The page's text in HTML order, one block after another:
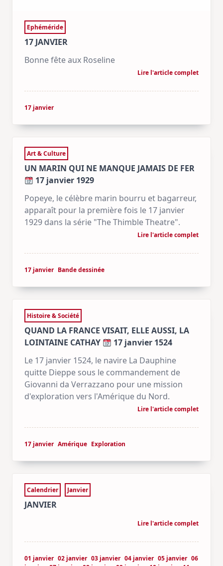
Ephéméride
17 JANVIER
Bonne fête aux Roseline
Lire l'article complet
17 janvier
Art & Culture
UN MARIN QUI NE MANQUE JAMAIS DE FER
17 janvier 1929
Popeye, le célèbre marin bourru et bagarreur,
apparaît pour la première fois le 17 janvier
1929 dans la série "The Thimble Theatre".
Lire l'article complet
17 janvier Bande dessinée
Histoire & Société
QUAND LA FRANCE VISAIT, ELLE AUSSI, LA
LOINTAINE CATHAY
17 janvier 1524
Le 17 janvier 1524, le navire La Dauphine
quitte Dieppe sous le commandement de
Giovanni da Verrazzano pour une mission
d'exploration vers l'Amérique du Nord.
Lire l'article complet
17 janvier Amérique Exploration
Calendrier Janvier
JANVIER
Lire l'article complet
01 janvier 02 janvier 03 janvier 04 janvier 05 janvier 06